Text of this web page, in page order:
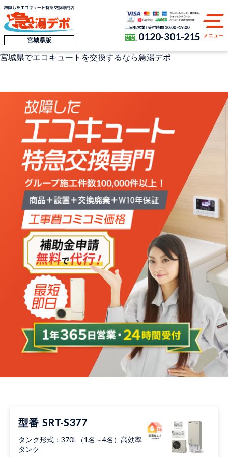
宮城県版 0120-301-215 メニュー
宮城県でエコキュートを交換するなら急湯デポ
型番 SRT-S377
タンク形式：370L（1名～4名）高効率
タンク